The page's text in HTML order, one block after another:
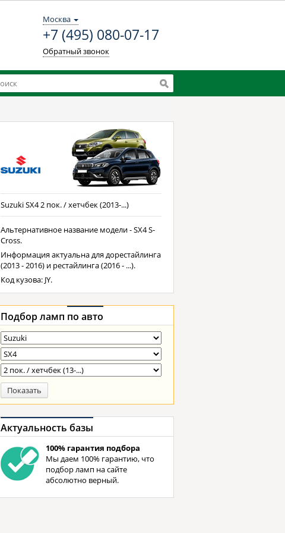
Москва
+7 (495) 080-07-17
Обратный звонок
Suzuki SX4 2 пок. / хетчбек (2013-...)
Альтернативное название модели - SX4 S-
Cross.
Информация актуальна для дорестайлинга
(2013 - 2016) и рестайлинга (2016 - ...).
Код кузова: JY.
Подбор ламп по авто
Показать
Актуальность базы
100% гарантия подбора
Мы даем 100% гарантию, что
подбор ламп на сайте
абсолютно верный.